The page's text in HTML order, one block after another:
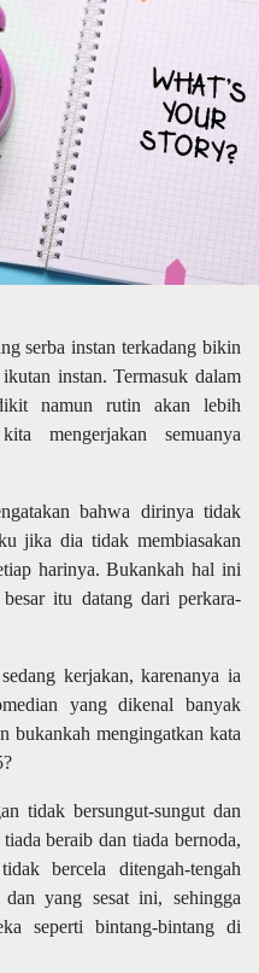
serba instan terkadang bikin
instan. Termasuk dalam
namun rutin akan lebih
mengerjakan semuanya
bahwa dirinya tidak
jika dia tidak membiasakan
harinya. Bukankah hal ini
itu datang dari perkara-
kerjakan, karenanya ia
yang dikenal banyak
bukankah mengingatkan kata
tidak bersungut-sungut dan
beraib dan tiada bernoda,
bercela ditengah-tengah
yang sesat ini, sehingga
seperti bintang-bintang di